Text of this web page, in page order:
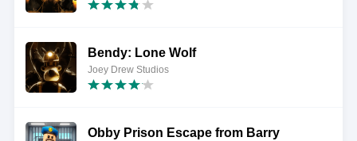
Bendy: Lone Wolf
Joey Drew Studios
Obby Prison Escape from Barry